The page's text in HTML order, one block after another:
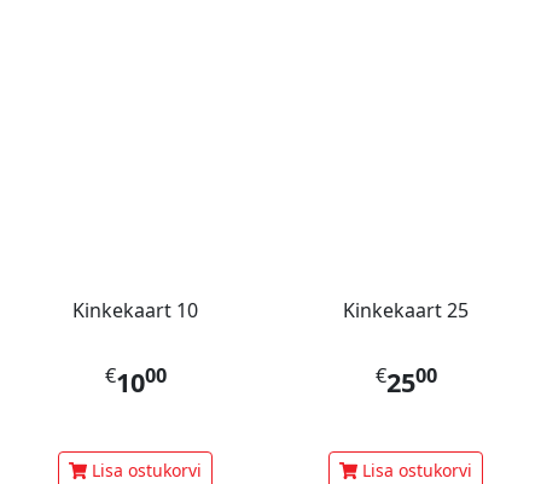
Kinkekaart 10
€1000
Lisa ostukorvi
Kinkekaart 25
€2500
Lisa ostukorvi